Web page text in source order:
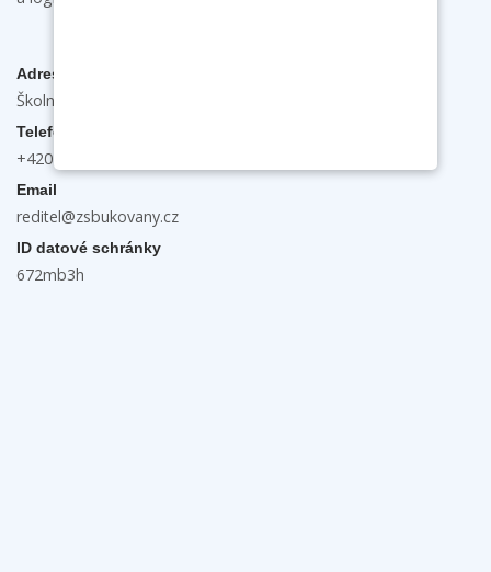
Adresa
Školní 132, 696 31 Bukovany
Telefon
+420 603 474 889
Email
reditel@zsbukovany.cz
ID datové schránky
672mb3h